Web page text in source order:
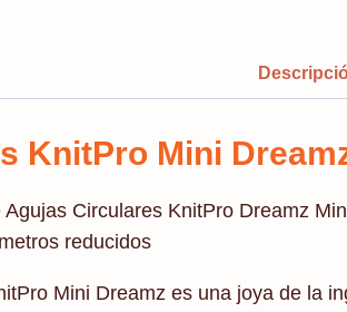
KnitPro Mini
Circulares KnitPro Dreamz
reducidos
Mini Dreamz es una joya de la